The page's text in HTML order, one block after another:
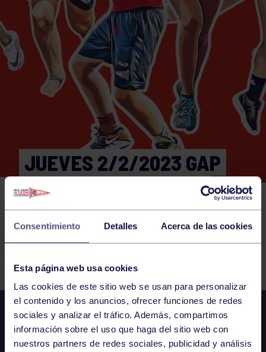
Consentimiento Detalles Acerca de las cookies
Esta página web usa cookies
Las cookies de este sitio web se usan para personalizar
el contenido y los anuncios, ofrecer funciones de redes
sociales y analizar el tráfico. Además, compartimos
información sobre el uso que haga del sitio web con
nuestros partners de redes sociales, publicidad y análisis
JUEVES 2/2/2023 GAP
9:30-10:00 GIMNASIO